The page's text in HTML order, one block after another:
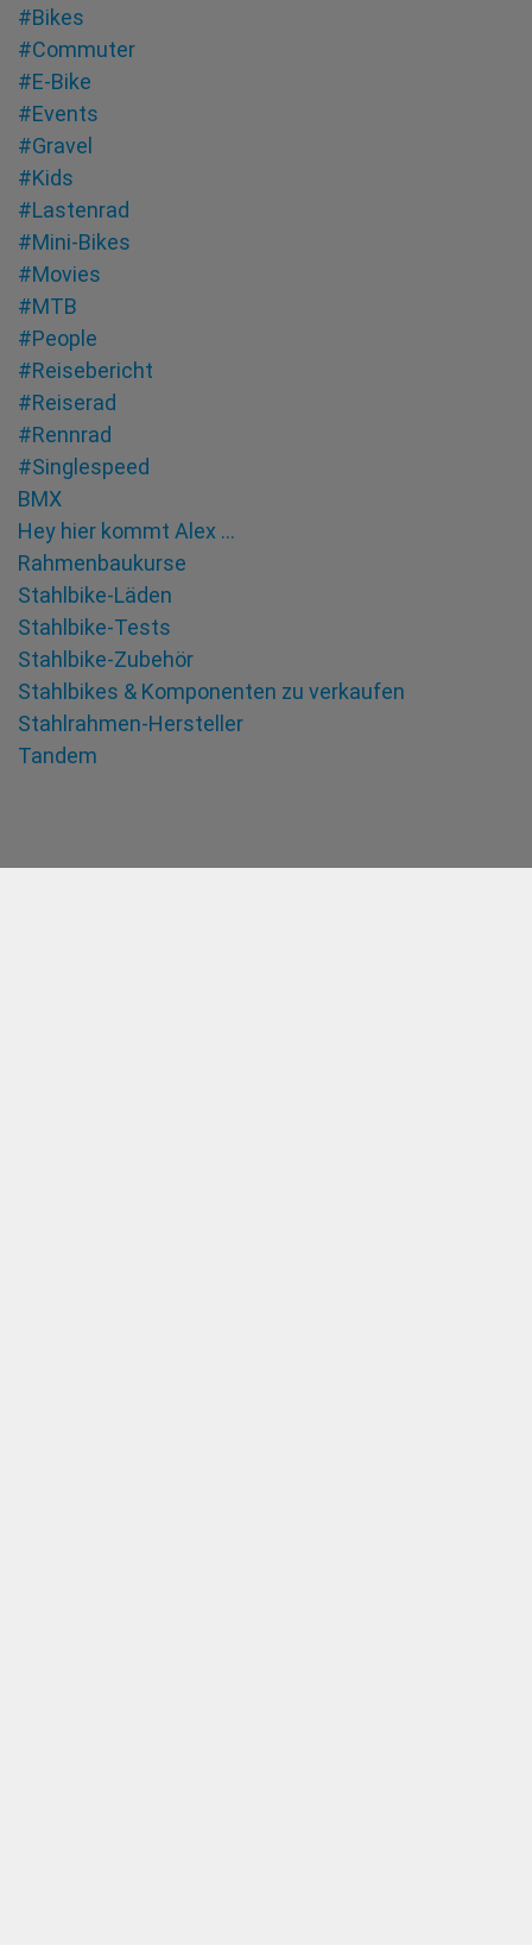
#Bikes
#Commuter
#E-Bike
#Events
#Gravel
#Kids
#Lastenrad
#Mini-Bikes
#Movies
#MTB
#People
#Reisebericht
#Reiserad
#Rennrad
#Singlespeed
BMX
Hey hier kommt Alex …
Rahmenbaukurse
Stahlbike-Läden
Stahlbike-Tests
Stahlbike-Zubehör
Stahlbikes & Komponenten zu verkaufen
Stahlrahmen-Hersteller
Tandem